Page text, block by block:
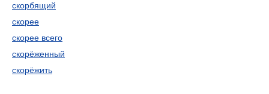
скорбящий
скорее
скорее всего
скорёженный
скорёжить